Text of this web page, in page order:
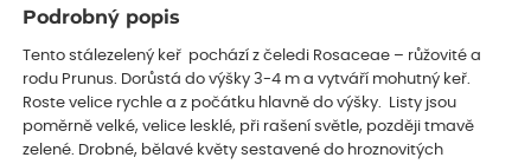
Podrobný popis
Tento stálezelený keř pochází z čeledi Rosaceae – růžovité a
rodu Prunus. Dorůstá do výšky 3-4 m a vytváří mohutný keř.
Roste velice rychle a z počátku hlavně do výšky. Listy jsou
poměrně velké, velice lesklé, při rašení světle, později tmavě
zelené. Drobné, bělavé květy sestavené do hroznovitých